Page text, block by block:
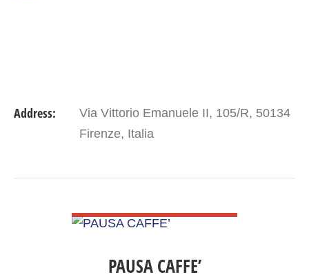
Address:
Via Vittorio Emanuele II, 105/R, 50134
Firenze, Italia
PAUSA CAFFE’